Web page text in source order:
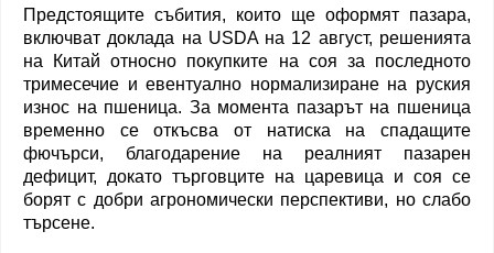
Предстоящите събития, които ще оформят пазара,
включват доклада на USDA на 12 август, решенията
на Китай относно покупките на соя за последното
тримесечие и евентуално нормализиране на руския
износ на пшеница. За момента пазарът на пшеница
временно се откъсва от натиска на спадащите
фючърси, благодарение на реалният пазарен
дефицит, докато търговците на царевица и соя се
борят с добри агрономически перспективи, но слабо
търсене.